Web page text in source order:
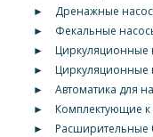
►
Дренажные
►
Фекальные
►
Циркуляционные
►
Циркуляционные
►
Автоматика для
►
Комплектующие
►
Расширительные